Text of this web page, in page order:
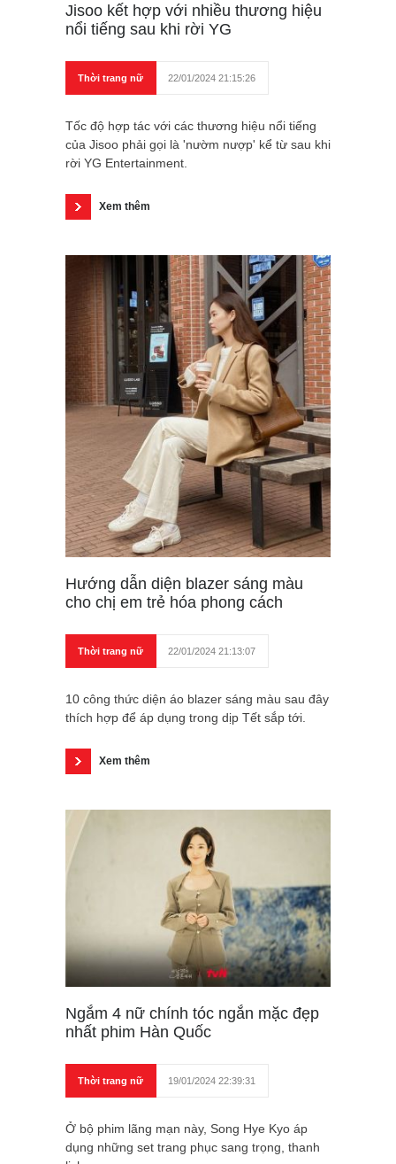
Jisoo kết hợp với nhiều thương hiệu
nổi tiếng sau khi rời YG
Thời trang nữ 22/01/2024 21:15:26
Tốc độ hợp tác với các thương hiệu nổi tiếng
của Jisoo phải gọi là 'nườm nượp' kể từ sau khi
rời YG Entertainment.
Xem thêm
Hướng dẫn diện blazer sáng màu
cho chị em trẻ hóa phong cách
Thời trang nữ 22/01/2024 21:13:07
10 công thức diện áo blazer sáng màu sau đây
thích hợp để áp dụng trong dịp Tết sắp tới.
Xem thêm
Ngắm 4 nữ chính tóc ngắn mặc đẹp
nhất phim Hàn Quốc
Thời trang nữ 19/01/2024 22:39:31
Ở bộ phim lãng mạn này, Song Hye Kyo áp
dụng những set trang phục sang trọng, thanh